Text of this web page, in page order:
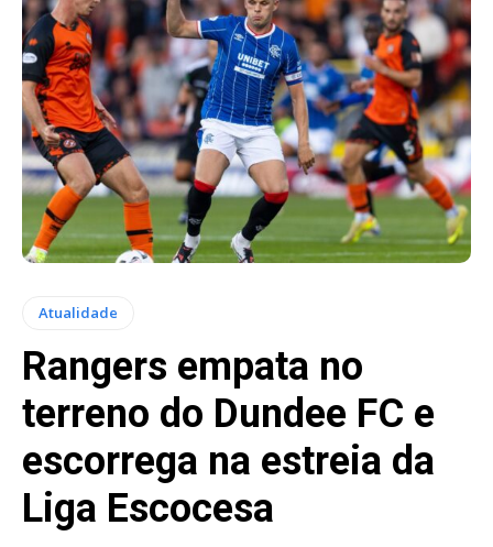
Atualidade
Rangers empata no
terreno do Dundee FC e
escorrega na estreia da
Liga Escocesa